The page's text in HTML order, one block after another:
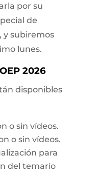
por su
de
y subiremos
lunes.
2026
disponibles
o sin vídeos.
o sin vídeos.
para
del temario